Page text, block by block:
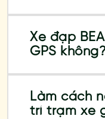
Xe đạp
GPS
Làm cách
trí trạm xe